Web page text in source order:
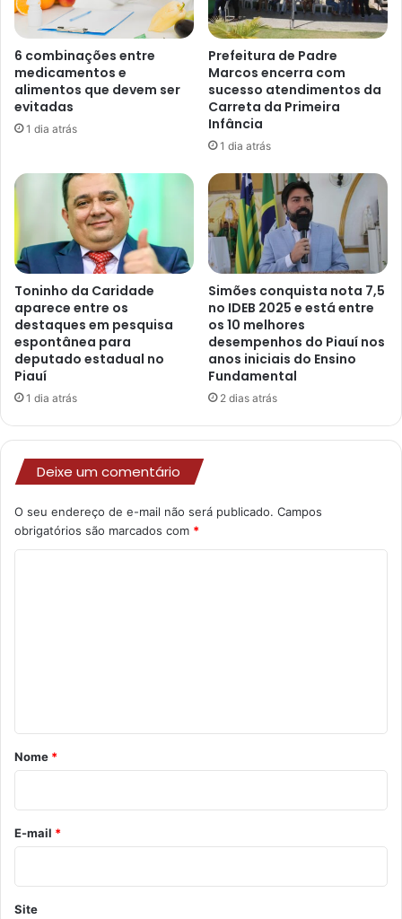
6 combinações entre
medicamentos e
alimentos que devem ser
evitadas
1 dia atrás
Prefeitura de Padre
Marcos encerra com
sucesso atendimentos da
Carreta da Primeira
Infância
1 dia atrás
Toninho da Caridade
aparece entre os
destaques em pesquisa
espontânea para
deputado estadual no
Piauí
1 dia atrás
Simões conquista nota 7,5
no IDEB 2025 e está entre
os 10 melhores
desempenhos do Piauí nos
anos iniciais do Ensino
Fundamental
2 dias atrás
Deixe um comentário
O seu endereço de e-mail não será publicado. Campos
obrigatórios são marcados com *
r
o
*
Nome *
E-mail *
Site